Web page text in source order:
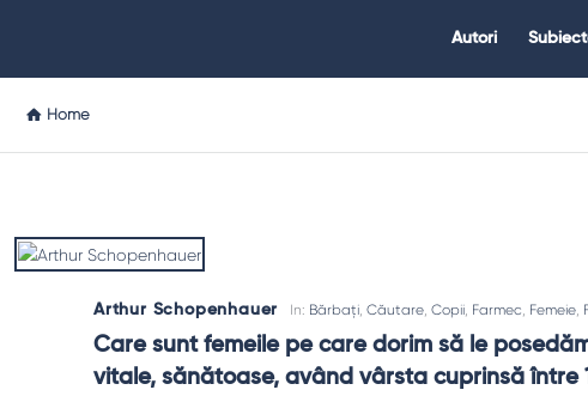
Citate.ro
Autori
Home
Arthur Schopenhauer In: Bărbați ,Căutare ,Copii Farmec Femeie
Care sunt femeile pe care dorim să le
vitale, sănătoase, având vârsta cuprinsă între